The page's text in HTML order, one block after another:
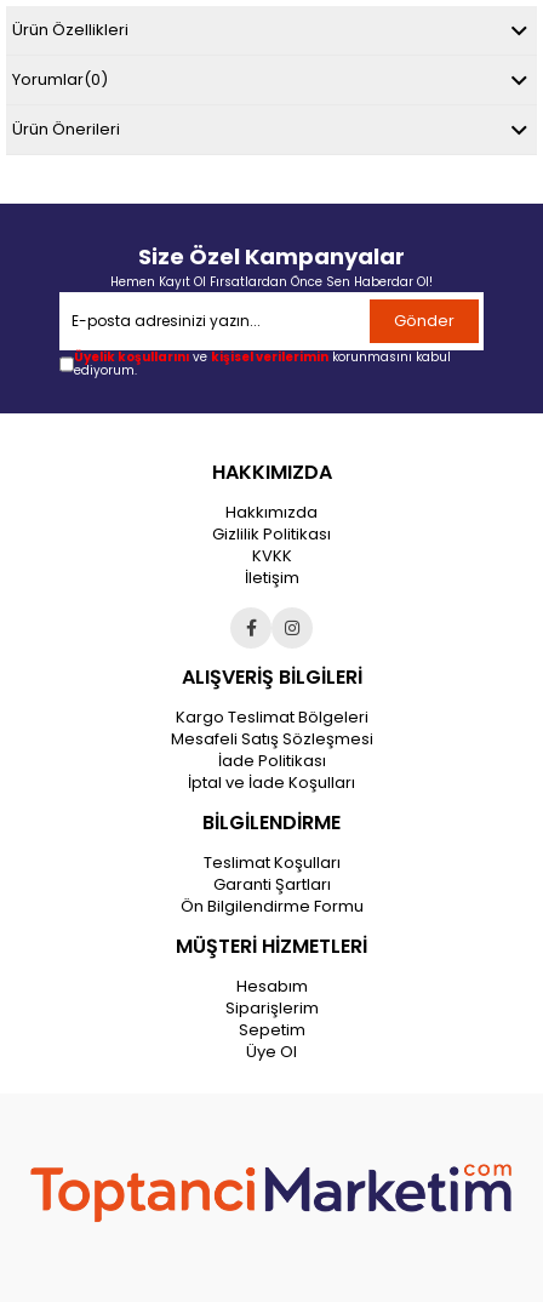
Ürün Özellikleri
Yorumlar(0)
Ürün Önerileri
Size Özel Kampanyalar
Hemen Kayıt Ol Fırsatlardan Önce Sen Haberdar Ol!
Gönder
Üyelik koşullarını ve kişisel verilerimin korunmasını kabul
ediyorum.
HAKKIMIZDA
Hakkımızda
Gizlilik Politikası
KVKK
İletişim
ALIŞVERİŞ BİLGİLERİ
Kargo Teslimat Bölgeleri
Mesafeli Satış Sözleşmesi
İade Politikası
İptal ve İade Koşulları
BİLGİLENDİRME
Teslimat Koşulları
Garanti Şartları
Ön Bilgilendirme Formu
MÜŞTERİ HİZMETLERİ
Hesabım
Siparişlerim
Sepetim
Üye Ol